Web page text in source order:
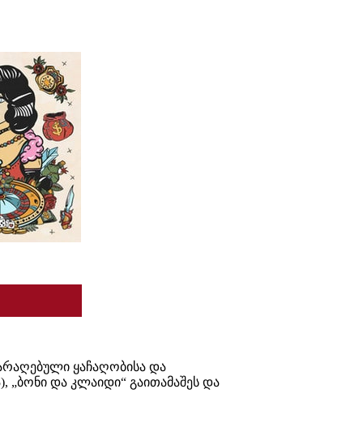
ყაჩაღობისა და
და კლაიდი“ გაითამაშეს და